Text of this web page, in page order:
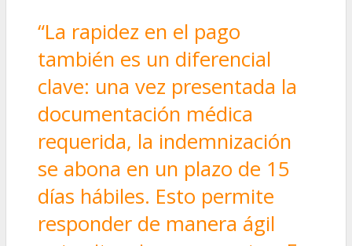
“La rapidez en el pago
también es un diferencial
clave: una vez presentada la
documentación médica
requerida, la indemnización
se abona en un plazo de 15
días hábiles. Esto permite
responder de manera ágil